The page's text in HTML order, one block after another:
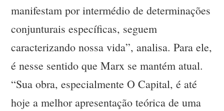
manifestam por intermédio de determinações
conjunturais específicas, seguem
caracterizando nossa vida”, analisa. Para ele,
é nesse sentido que Marx se mantém atual.
“Sua obra, especialmente O Capital, é até
hoje a melhor apresentação teórica de uma